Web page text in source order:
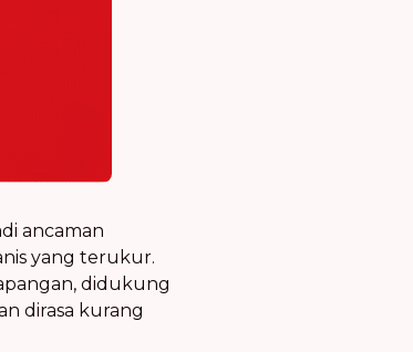
ancaman
yang terukur.
didukung
dirasa kurang